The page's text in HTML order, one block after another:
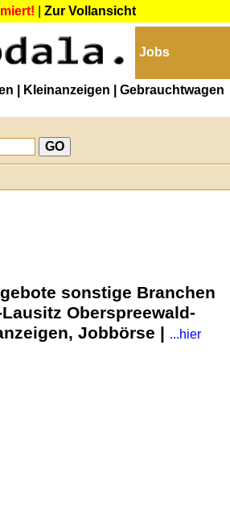
Zur Vollansicht
Jobs
| Kleinanzeigen
| Gebrauchtwagen
sonstige Branchen
Oberspreewald-
Jobbörse | ...hier